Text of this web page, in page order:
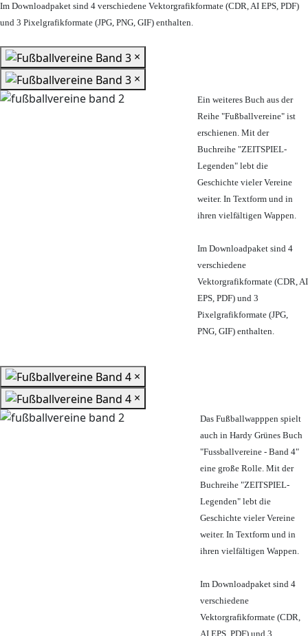
Im Downloadpaket sind 4 verschiedene Vektorgrafikformate (CDR, AI EPS, PDF)
und 3 Pixelgrafikformate (JPG, PNG, GIF) enthalten.
×
×
Ein weiteres Buch aus der
Reihe "Fußballvereine" ist
erschienen. Mit der
Buchreihe "ZEITSPIEL-
Legenden" lebt die
Geschichte vieler Vereine
weiter. In Textform und in
ihren vielfältigen Wappen.
Im Downloadpaket sind 4
verschiedene
Vektorgrafikformate (CDR, AI
EPS, PDF) und 3
Pixelgrafikformate (JPG,
PNG, GIF) enthalten.
×
×
Das Fußballwapppen spielt
auch in Hardy Grünes Buch
"Fussballvereine - Band 4"
eine große Rolle. Mit der
Buchreihe "ZEITSPIEL-
Legenden" lebt die
Geschichte vieler Vereine
weiter. In Textform und in
ihren vielfältigen Wappen.
Im Downloadpaket sind 4
verschiedene
Vektorgrafikformate (CDR,
AI EPS, PDF) und 3